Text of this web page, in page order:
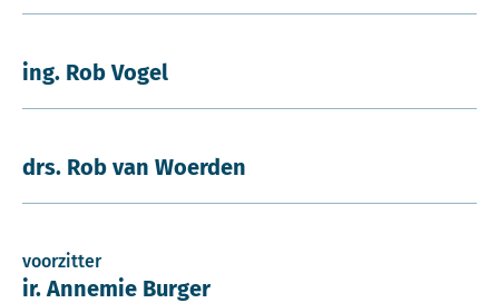
ing. Rob Vogel
drs. Rob van Woerden
voorzitter
ir. Annemie Burger